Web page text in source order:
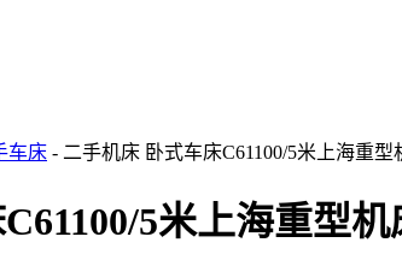
车床 - 二手机床 卧式车床C61100/5米上海重型
5米上海重型机